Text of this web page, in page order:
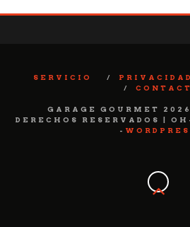
SERVICIO PRIVACIDAD
GARAGE GOURMET
DERECHOS RESERVADOS |
-